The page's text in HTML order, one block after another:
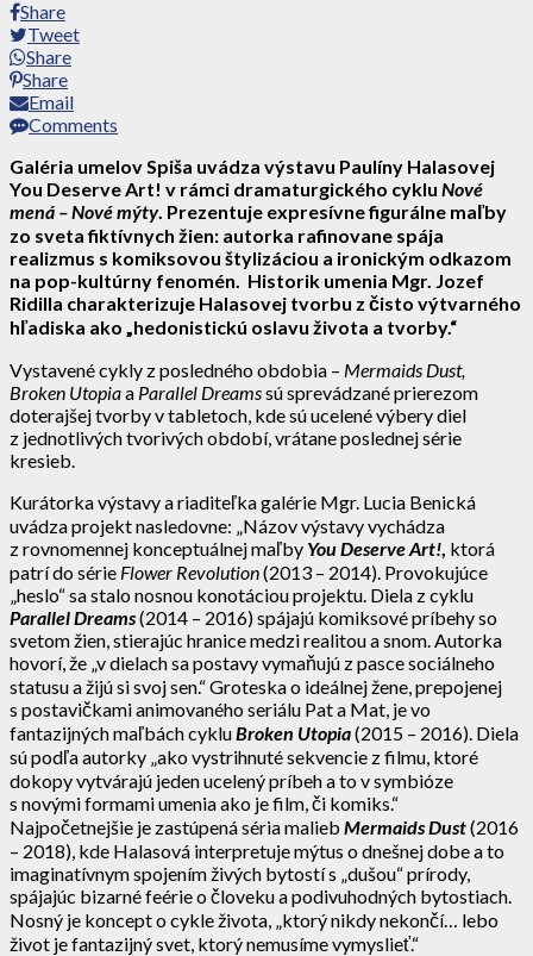
Share
Tweet
Share
Share
Email
Comments
Galéria umelov Spiša uvádza výstavu Paulíny Halasovej
You Deserve Art! v rámci dramaturgického cyklu Nové
mená – Nové mýty. Prezentuje expresívne figurálne maľby
zo sveta fiktívnych žien: autorka rafinovane spája
realizmus s komiksovou štylizáciou a ironickým odkazom
na pop-kultúrny fenomén. Historik umenia Mgr. Jozef
Ridilla charakterizuje Halasovej tvorbu z čisto výtvarného
hľadiska ako „hedonistickú oslavu života a tvorby.“
Vystavené cykly z posledného obdobia – Mermaids Dust,
Broken Utopiaa Parallel Dreamssú sprevádzané prierezom
doterajšej tvorby v tabletoch, kde sú ucelené výbery diel
z jednotlivých tvorivých období, vrátane poslednej série
kresieb.
Kurátorka výstavy a riaditeľka galérie Mgr. Lucia Benická
uvádza projekt nasledovne: „Názov výstavy vychádza
z rovnomennej konceptuálnej maľby You Deserve Art! ktorá
patrí do série Flower Revolution(2013 – 2014). Provokujúce
„heslo“ sa stalo nosnou konotáciou projektu. Diela z cyklu
Parallel Dreams(2014 – 2016) spájajú komiksové príbehy so
svetom žien, stierajúc hranice medzi realitou a snom. Autorka
hovorí, že „v dielach sa postavy vymaňujú z pasce sociálneho
statusu a žijú si svoj sen.“ Groteska o ideálnej žene, prepojenej
s postavičkami animovaného seriálu Pat a Mat, je vo
fantazijných maľbách cykluBroken Utopia(2015 – 2016). Diela
sú podľa autorky „ako vystrihnuté sekvencie z filmu, ktoré
dokopy vytvárajú jeden ucelený príbeh a to v symbióze
s novými formami umenia ako je film, či komiks.“
Najpočetnejšie je zastúpená séria malieb Mermaids Dust(2016
– 2018), kde Halasová interpretuje mýtus o dnešnej dobe a to
imaginatívnym spojením živých bytostí s „dušou“ prírody,
spájajúc bizarné feérie o človeku a podivuhodných bytostiach.
Nosný je koncept o cykle života, „ktorý nikdy nekončí… lebo
život je fantazijný svet, ktorý nemusíme vymyslieť.“